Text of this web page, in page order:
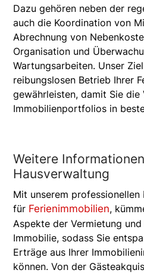
Dazu gehören neben der
auch die Koordination von
Abrechnung von
Organisation und
Wartungsarbeiten. Unser
reibungslosen Betrieb Ihrer
gewährleisten, damit Sie die
Immobilienportfolios in
Weitere
Hausverwaltung
Mit unserem
für Ferienimmobilien,
Aspekte der Vermietung
Immobilie, sodass Sie
Erträge aus Ihrer
können. Von der